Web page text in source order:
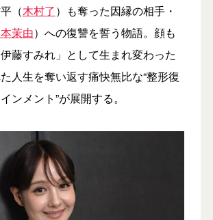
（木村了）も奪った因縁の相手・
茉由）への復讐を誓う物語。顔も
藤すみれ」として生まれ変わった
人生を奪い返す痛快無比な“整形復
ンメント”が展開する。